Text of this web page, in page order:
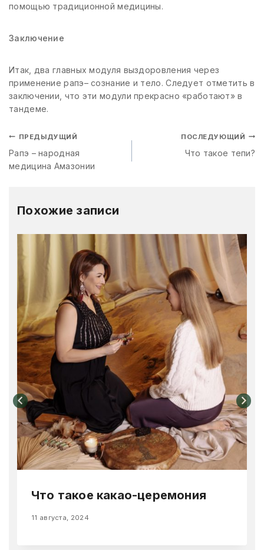
помощью традиционной медицины.
Заключение
Итак, два главных модуля выздоровления через
применение рапэ– сознание и тело. Следует отметить в
заключении, что эти модули прекрасно «работают» в
тандеме.
ПРЕДЫДУЩИЙ
Рапэ – народная
медицина Амазонии
ПОСЛЕДУЮЩИЙ
Что такое тепи?
Похожие записи
Что такое какао-церемония
11 августа, 2024